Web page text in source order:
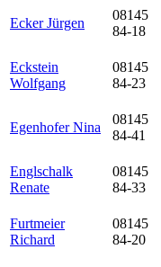
Ecker Jürgen
08145
84-18
Eckstein
Wolfgang
08145
84-23
Egenhofer Nina
08145
84-41
Englschalk
Renate
08145
84-33
Furtmeier
Richard
08145
84-20